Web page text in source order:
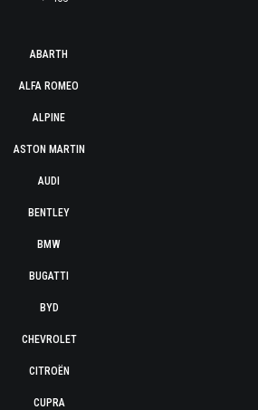
ABARTH
ALFA ROMEO
ALPINE
ASTON MARTIN
AUDI
BENTLEY
BMW
BUGATTI
BYD
CHEVROLET
CITROËN
CUPRA